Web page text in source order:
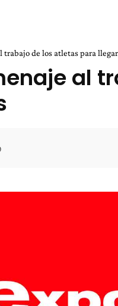
de los atletas para llegar
al